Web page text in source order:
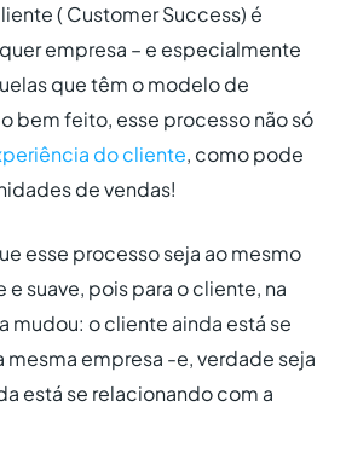
( Customer Success) é
empresa – e especialmente
que têm o modelo de
bem feito, esse processo não só
do cliente, como pode
de vendas!
esse processo seja ao mesmo
suave, pois para o cliente, na
mudou: o cliente ainda está se
mesma empresa -e, verdade seja
está se relacionando com a